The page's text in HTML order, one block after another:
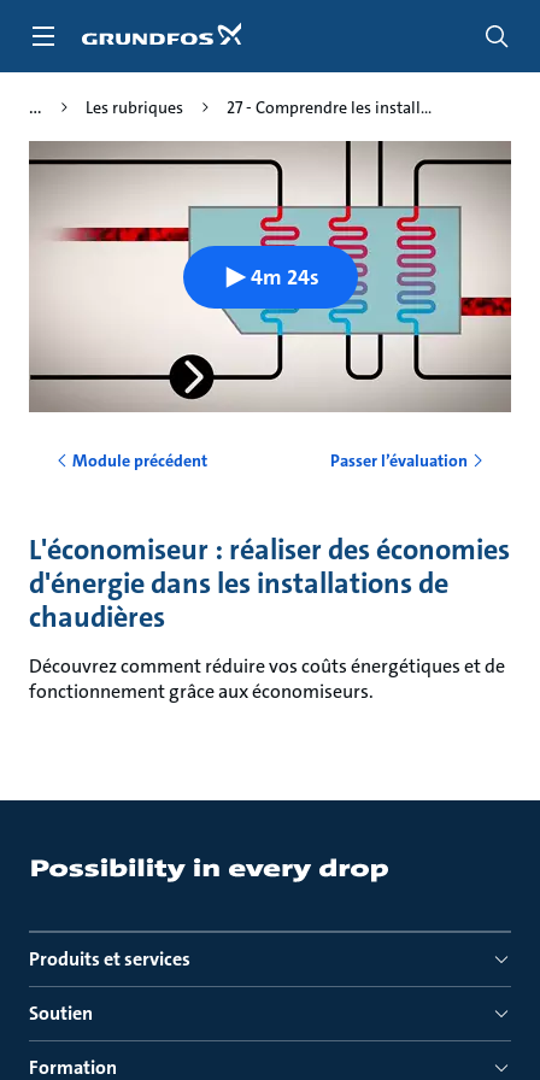
Les rubriques 27 - Comprendre les install...
4m 24s
Module précédent Passer l’évaluation
L'économiseur : réaliser des économies
d'énergie dans les installations de
chaudières
Découvrez comment réduire vos coûts énergétiques et de
fonctionnement grâce aux économiseurs.
Produits et services
Soutien
Formation